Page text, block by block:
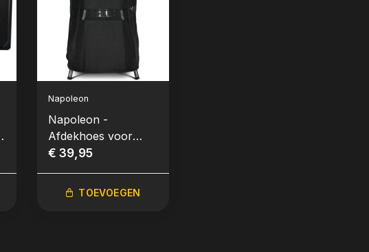
Napoleon
Napoleon -
Afdekhoes voor
houtskool kettle
€ 39,95
TOEVOEGEN